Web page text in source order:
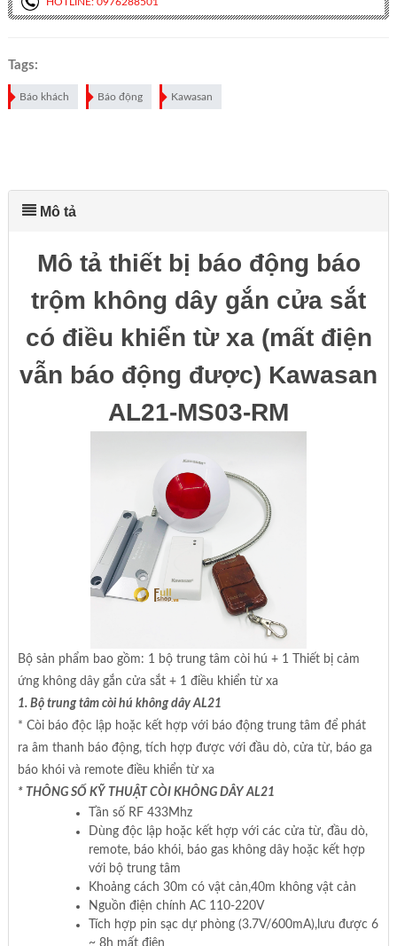
Tags:
Báo khách Báo động Kawasan
Mô tả
Mô tả thiết bị báo động báo
trộm không dây gắn cửa sắt
có điều khiển từ xa (mất điện
vẫn báo động được) Kawasan
AL21-MS03-RM
Bộ sản phẩm bao gồm: 1 bộ trung tâm còi hú + 1 Thiết bị cảm
ứng không dây gắn cửa sắt + 1 điều khiển từ xa
1. Bộ trung tâm còi hú không dây AL21
* Còi báo độc lập hoặc kết hợp với báo động trung tâm để phát
ra âm thanh báo động, tích hợp được với đầu dò, cửa từ, báo ga
báo khói và remote điều khiển từ xa
* THÔNG SỐ KỸ THUẬT CÒI KHÔNG DÂY AL21
Tần số RF 433Mhz
Dùng độc lập hoặc kết hợp với các cửa từ, đầu dò,
remote, báo khói, báo gas không dây hoặc kết hợp
với bộ trung tâm
Khoảng cách 30m có vật cản,40m không vật cản
Nguồn điện chính AC 110-220V
Tích hợp pin sạc dự phòng (3.7V/600mA),lưu được 6